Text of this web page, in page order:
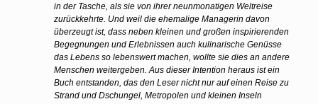
in der Tasche, als sie von ihrer neunmonatigen Weltreise
zurückkehrte. Und weil die ehemalige Managerin davon
überzeugt ist, dass neben kleinen und großen inspirierenden
Begegnungen und Erlebnissen auch kulinarische Genüsse
das Lebens so lebenswert machen, wollte sie dies an andere
Menschen weitergeben. Aus dieser Intention heraus ist ein
Buch entstanden, das den Leser nicht nur auf einen Reise zu
Strand und Dschungel, Metropolen und kleinen Inseln